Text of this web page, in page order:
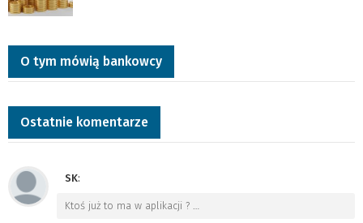
O tym mówią bankowcy
Ostatnie komentarze
SK:
Ktoś już to ma w aplikacji ? …